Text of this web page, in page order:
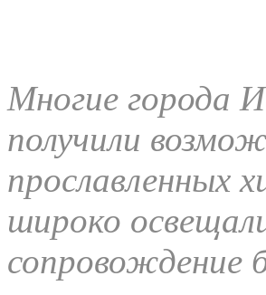
Многие города
получили
прославленных
широко
сопровождение